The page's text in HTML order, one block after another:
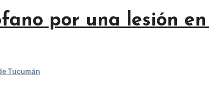
por una lesión
Tucumán